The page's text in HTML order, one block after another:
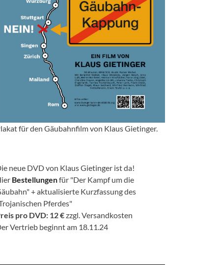
für den Gäubahnfilm von Klaus Gietinger.
neue DVD von Klaus Gietinger ist da!
Bestellungenfür "Der Kampf um die
+ aktualisierte Kurzfassung des
Pferdes"
pro DVD: 12 €zzgl. Versandkosten
Vertrieb beginnt am 18.11.24